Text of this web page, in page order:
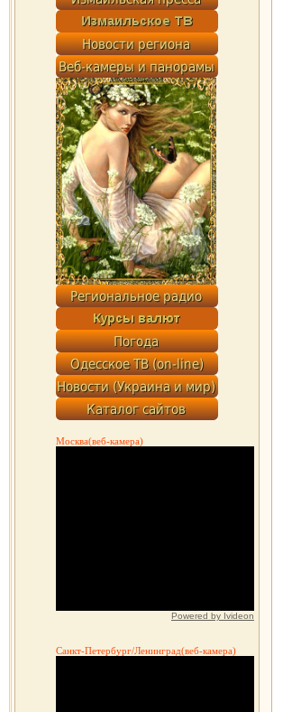
Москва(веб-камера)
Powered by Ivideon
Санкт-Петербург/Ленинград(веб-камера)